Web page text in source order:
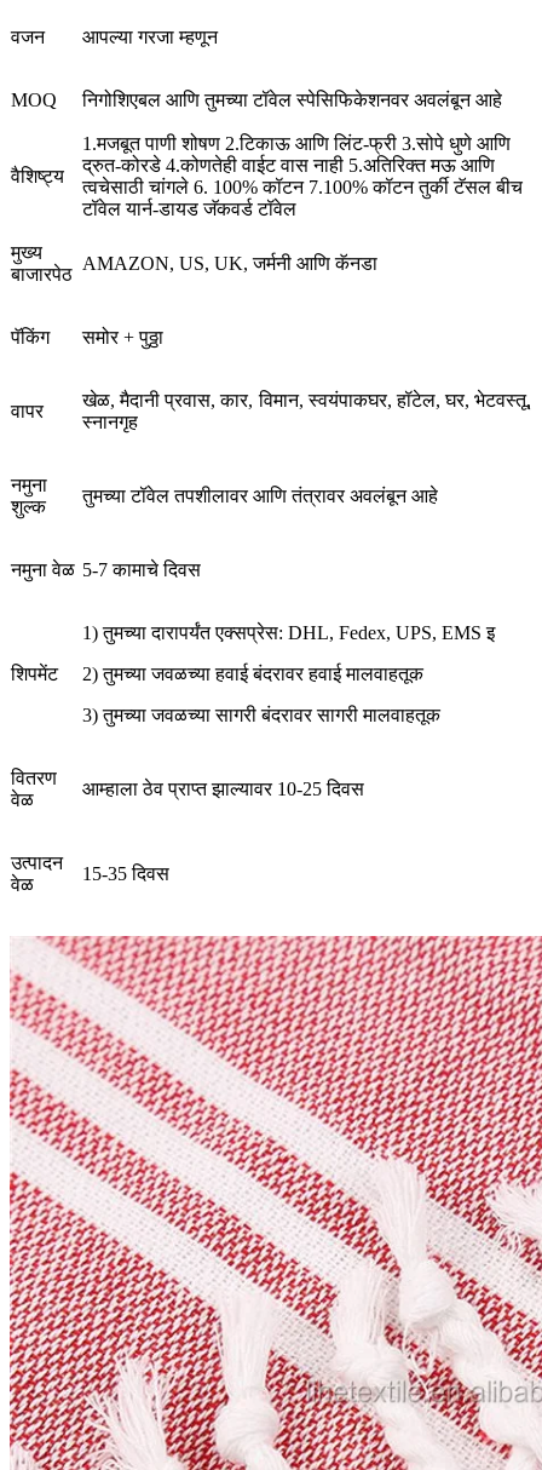
वजन आपल्या गरजा म्हणून
MOQ निगोशिएबल आणि तुमच्या टॉवेल स्पेसिफिकेशनवर अवलंबून आहे
वैशिष्ट्य
1.मजबूत पाणी शोषण 2.टिकाऊ आणि लिंट-फ्री 3.सोपे धुणे आणि
द्रुत-कोरडे 4.कोणतेही वाईट वास नाही 5.अतिरिक्त मऊ आणि
त्वचेसाठी चांगले 6. 100% कॉटन 7.100% कॉटन तुर्की टॅसल बीच
टॉवेल यार्न-डायड जॅकवर्ड टॉवेल
मुख्य
बाजारपेठ
AMAZON, US, UK, जर्मनी आणि कॅनडा
पॅकिंग समोर + पुठ्ठा
वापर
खेळ, मैदानी प्रवास, कार, विमान, स्वयंपाकघर, हॉटेल, घर, भेटवस्तू,
स्नानगृह
नमुना
शुल्क
तुमच्या टॉवेल तपशीलावर आणि तंत्रावर अवलंबून आहे
नमुना वेळ 5-7 कामाचे दिवस
शिपमेंट
1) तुमच्या दारापर्यंत एक्सप्रेस: ​​DHL, Fedex, UPS, EMS इ
2) तुमच्या जवळच्या हवाई बंदरावर हवाई मालवाहतूक
3) तुमच्या जवळच्या सागरी बंदरावर सागरी मालवाहतूक
वितरण
वेळ
आम्हाला ठेव प्राप्त झाल्यावर 10-25 दिवस
उत्पादन
वेळ
15-35 दिवस